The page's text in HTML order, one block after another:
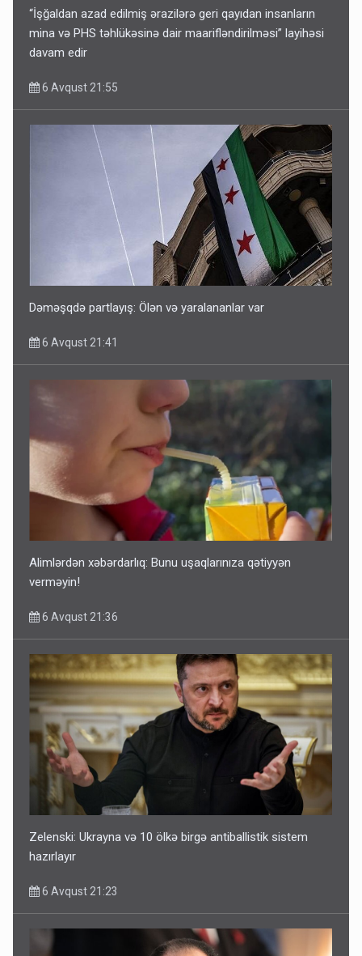
“İşğaldan azad edilmiş ərazilərə geri qayıdan insanların
mina və PHS təhlükəsinə dair maarifləndirilməsi” layihəsi
davam edir
6 Avqust 21:55
Dəməşqdə partlayış: Ölən və yaralananlar var
6 Avqust 21:41
Alimlərdən xəbərdarlıq: Bunu uşaqlarınıza qətiyyən
verməyin!
6 Avqust 21:36
Zelenski: Ukrayna və 10 ölkə birgə antiballistik sistem
hazırlayır
6 Avqust 21:23